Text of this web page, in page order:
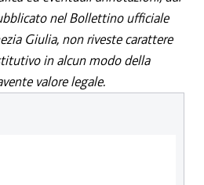
nel Bollettino ufficiale
Giulia, non riveste carattere
in alcun modo della
valore legale.